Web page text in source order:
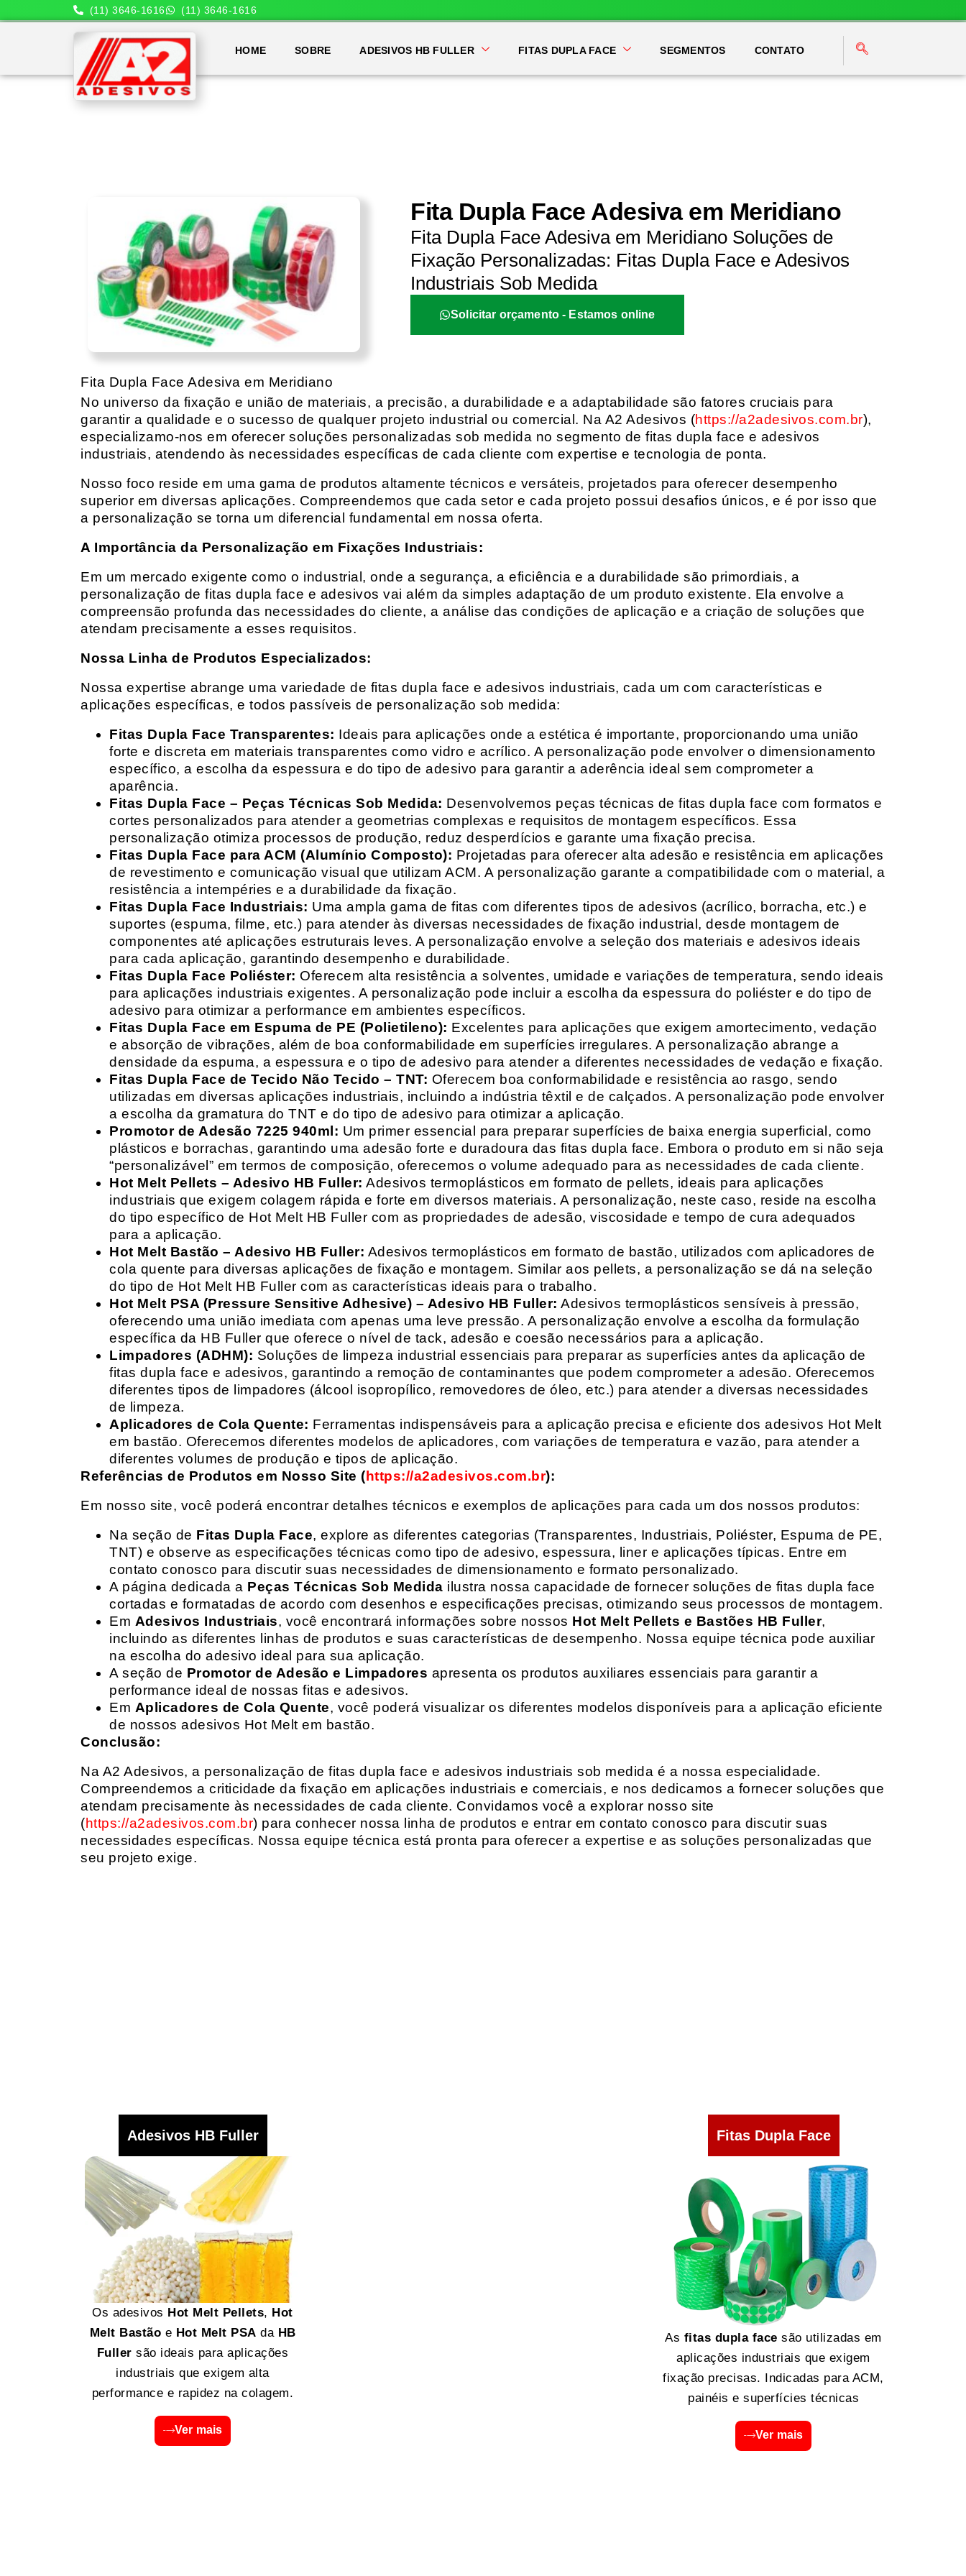
(11) 3646-1616 (11) 3646-1616
HOME SOBRE ADESIVOS HB FULLER FITAS DUPLA FACE SEGMENTOS CONTATO
Fita Dupla Face Adesiva em Meridiano
Fita Dupla Face Adesiva em Meridiano Soluções de
Fixação Personalizadas: Fitas Dupla Face e Adesivos
Industriais Sob Medida
Solicitar orçamento - Estamos online
Fita Dupla Face Adesiva em Meridiano
No universo da fixação e união de materiais, a precisão, a durabilidade e a adaptabilidade são fatores cruciais para
garantir a qualidade e o sucesso de qualquer projeto industrial ou comercial. Na A2 Adesivos (https://a2adesivos.com.br),
especializamo-nos em oferecer soluções personalizadas sob medida no segmento de fitas dupla face e adesivos
industriais, atendendo às necessidades específicas de cada cliente com expertise e tecnologia de ponta.
Nosso foco reside em uma gama de produtos altamente técnicos e versáteis, projetados para oferecer desempenho
superior em diversas aplicações. Compreendemos que cada setor e cada projeto possui desafios únicos, e é por isso que
a personalização se torna um diferencial fundamental em nossa oferta.
A Importância da Personalização em Fixações Industriais:
Em um mercado exigente como o industrial, onde a segurança, a eficiência e a durabilidade são primordiais, a
personalização de fitas dupla face e adesivos vai além da simples adaptação de um produto existente. Ela envolve a
compreensão profunda das necessidades do cliente, a análise das condições de aplicação e a criação de soluções que
atendam precisamente a esses requisitos.
Nossa Linha de Produtos Especializados:
Nossa expertise abrange uma variedade de fitas dupla face e adesivos industriais, cada um com características e
aplicações específicas, e todos passíveis de personalização sob medida:
Fitas Dupla Face Transparentes: Ideais para aplicações onde a estética é importante, proporcionando uma união
forte e discreta em materiais transparentes como vidro e acrílico. A personalização pode envolver o dimensionamento
específico, a escolha da espessura e do tipo de adesivo para garantir a aderência ideal sem comprometer a
aparência.
Fitas Dupla Face – Peças Técnicas Sob Medida: Desenvolvemos peças técnicas de fitas dupla face com formatos e
cortes personalizados para atender a geometrias complexas e requisitos de montagem específicos. Essa
personalização otimiza processos de produção, reduz desperdícios e garante uma fixação precisa.
Fitas Dupla Face para ACM (Alumínio Composto): Projetadas para oferecer alta adesão e resistência em aplicações
de revestimento e comunicação visual que utilizam ACM. A personalização garante a compatibilidade com o material, a
resistência a intempéries e a durabilidade da fixação.
Fitas Dupla Face Industriais: Uma ampla gama de fitas com diferentes tipos de adesivos (acrílico, borracha, etc.) e
suportes (espuma, filme, etc.) para atender às diversas necessidades de fixação industrial, desde montagem de
componentes até aplicações estruturais leves. A personalização envolve a seleção dos materiais e adesivos ideais
para cada aplicação, garantindo desempenho e durabilidade.
Fitas Dupla Face Poliéster: Oferecem alta resistência a solventes, umidade e variações de temperatura, sendo ideais
para aplicações industriais exigentes. A personalização pode incluir a escolha da espessura do poliéster e do tipo de
adesivo para otimizar a performance em ambientes específicos.
Fitas Dupla Face em Espuma de PE (Polietileno): Excelentes para aplicações que exigem amortecimento, vedação
e absorção de vibrações, além de boa conformabilidade em superfícies irregulares. A personalização abrange a
densidade da espuma, a espessura e o tipo de adesivo para atender a diferentes necessidades de vedação e fixação.
Fitas Dupla Face de Tecido Não Tecido – TNT: Oferecem boa conformabilidade e resistência ao rasgo, sendo
utilizadas em diversas aplicações industriais, incluindo a indústria têxtil e de calçados. A personalização pode envolver
a escolha da gramatura do TNT e do tipo de adesivo para otimizar a aplicação.
Promotor de Adesão 7225 940ml: Um primer essencial para preparar superfícies de baixa energia superficial, como
plásticos e borrachas, garantindo uma adesão forte e duradoura das fitas dupla face. Embora o produto em si não seja
“personalizável” em termos de composição, oferecemos o volume adequado para as necessidades de cada cliente.
Hot Melt Pellets – Adesivo HB Fuller: Adesivos termoplásticos em formato de pellets, ideais para aplicações
industriais que exigem colagem rápida e forte em diversos materiais. A personalização, neste caso, reside na escolha
do tipo específico de Hot Melt HB Fuller com as propriedades de adesão, viscosidade e tempo de cura adequados
para a aplicação.
Hot Melt Bastão – Adesivo HB Fuller: Adesivos termoplásticos em formato de bastão, utilizados com aplicadores de
cola quente para diversas aplicações de fixação e montagem. Similar aos pellets, a personalização se dá na seleção
do tipo de Hot Melt HB Fuller com as características ideais para o trabalho.
Hot Melt PSA (Pressure Sensitive Adhesive) – Adesivo HB Fuller: Adesivos termoplásticos sensíveis à pressão,
oferecendo uma união imediata com apenas uma leve pressão. A personalização envolve a escolha da formulação
específica da HB Fuller que oferece o nível de tack, adesão e coesão necessários para a aplicação.
Limpadores (ADHM): Soluções de limpeza industrial essenciais para preparar as superfícies antes da aplicação de
fitas dupla face e adesivos, garantindo a remoção de contaminantes que podem comprometer a adesão. Oferecemos
diferentes tipos de limpadores (álcool isopropílico, removedores de óleo, etc.) para atender a diversas necessidades
de limpeza.
Aplicadores de Cola Quente: Ferramentas indispensáveis para a aplicação precisa e eficiente dos adesivos Hot Melt
em bastão. Oferecemos diferentes modelos de aplicadores, com variações de temperatura e vazão, para atender a
diferentes volumes de produção e tipos de aplicação.
Referências de Produtos em Nosso Site (https://a2adesivos.com.br):
Em nosso site, você poderá encontrar detalhes técnicos e exemplos de aplicações para cada um dos nossos produtos:
Na seção de Fitas Dupla Face, explore as diferentes categorias (Transparentes, Industriais, Poliéster, Espuma de PE,
TNT) e observe as especificações técnicas como tipo de adesivo, espessura, liner e aplicações típicas. Entre em
contato conosco para discutir suas necessidades de dimensionamento e formato personalizado.
A página dedicada a Peças Técnicas Sob Medida ilustra nossa capacidade de fornecer soluções de fitas dupla face
cortadas e formatadas de acordo com desenhos e especificações precisas, otimizando seus processos de montagem.
Em Adesivos Industriais, você encontrará informações sobre nossos Hot Melt Pellets e Bastões HB Fuller,
incluindo as diferentes linhas de produtos e suas características de desempenho. Nossa equipe técnica pode auxiliar
na escolha do adesivo ideal para sua aplicação.
A seção de Promotor de Adesão e Limpadores apresenta os produtos auxiliares essenciais para garantir a
performance ideal de nossas fitas e adesivos.
Em Aplicadores de Cola Quente, você poderá visualizar os diferentes modelos disponíveis para a aplicação eficiente
de nossos adesivos Hot Melt em bastão.
Conclusão:
Na A2 Adesivos, a personalização de fitas dupla face e adesivos industriais sob medida é a nossa especialidade.
Compreendemos a criticidade da fixação em aplicações industriais e comerciais, e nos dedicamos a fornecer soluções que
atendam precisamente às necessidades de cada cliente. Convidamos você a explorar nosso site
(https://a2adesivos.com.br) para conhecer nossa linha de produtos e entrar em contato conosco para discutir suas
necessidades específicas. Nossa equipe técnica está pronta para oferecer a expertise e as soluções personalizadas que
seu projeto exige.
Adesivos HB Fuller
Os adesivos Hot Melt Pellets, Hot
Melt Bastão e Hot Melt PSA da HB
Fuller são ideais para aplicações
industriais que exigem alta
performance e rapidez na colagem.
Ver mais
Fitas Dupla Face
As fitas dupla face são utilizadas em
aplicações industriais que exigem
fixação precisas. Indicadas para ACM,
painéis e superfícies técnicas
Ver mais